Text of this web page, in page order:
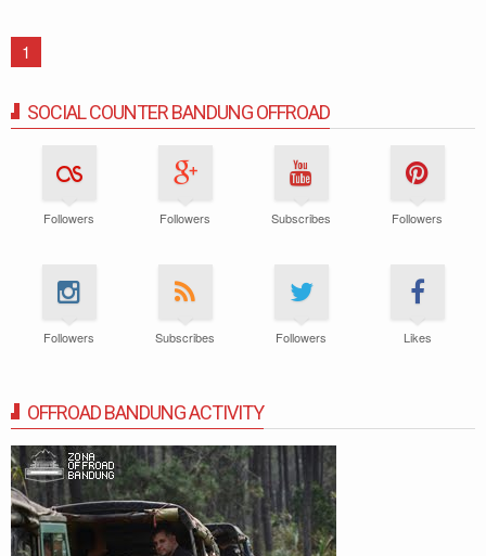
1
SOCIAL COUNTER BANDUNG OFFROAD
Followers Followers Subscribes Followers
Followers Subscribes Followers Likes
OFFROAD BANDUNG ACTIVITY
About Us